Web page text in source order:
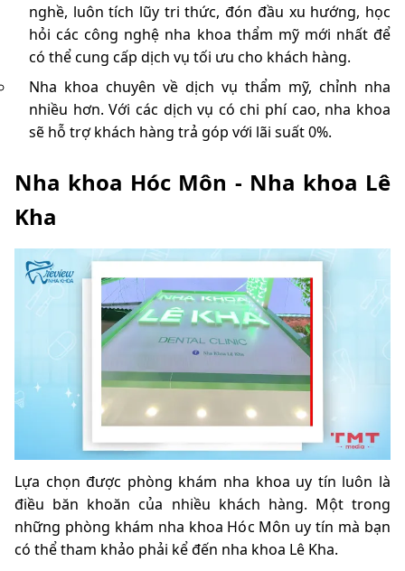
nghề, luôn tích lũy tri thức, đón đầu xu hướng, học
hỏi các công nghệ nha khoa thẩm mỹ mới nhất để
có thể cung cấp dịch vụ tối ưu cho khách hàng.
Nha khoa chuyên về dịch vụ thẩm mỹ, chỉnh nha
nhiều hơn. Với các dịch vụ có chi phí cao, nha khoa
sẽ hỗ trợ khách hàng trả góp với lãi suất 0%.
Nha khoa Hóc Môn - Nha khoa Lê
Kha
Lựa chọn được phòng khám nha khoa uy tín luôn là
điều băn khoăn của nhiều khách hàng. Một trong
những phòng khám nha khoa Hóc Môn uy tín mà bạn
có thể tham khảo phải kể đến nha khoa Lê Kha.